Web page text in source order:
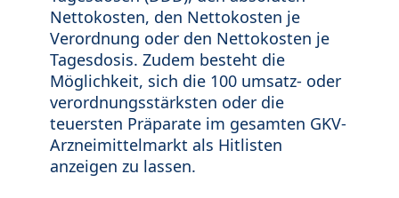
Nettokosten, den Nettokosten je
Verordnung oder den Nettokosten je
Tagesdosis. Zudem besteht die
Möglichkeit, sich die 100 umsatz- oder
verordnungsstärksten oder die
teuersten Präparate im gesamten GKV-
Arzneimittelmarkt als Hitlisten
anzeigen zu lassen.